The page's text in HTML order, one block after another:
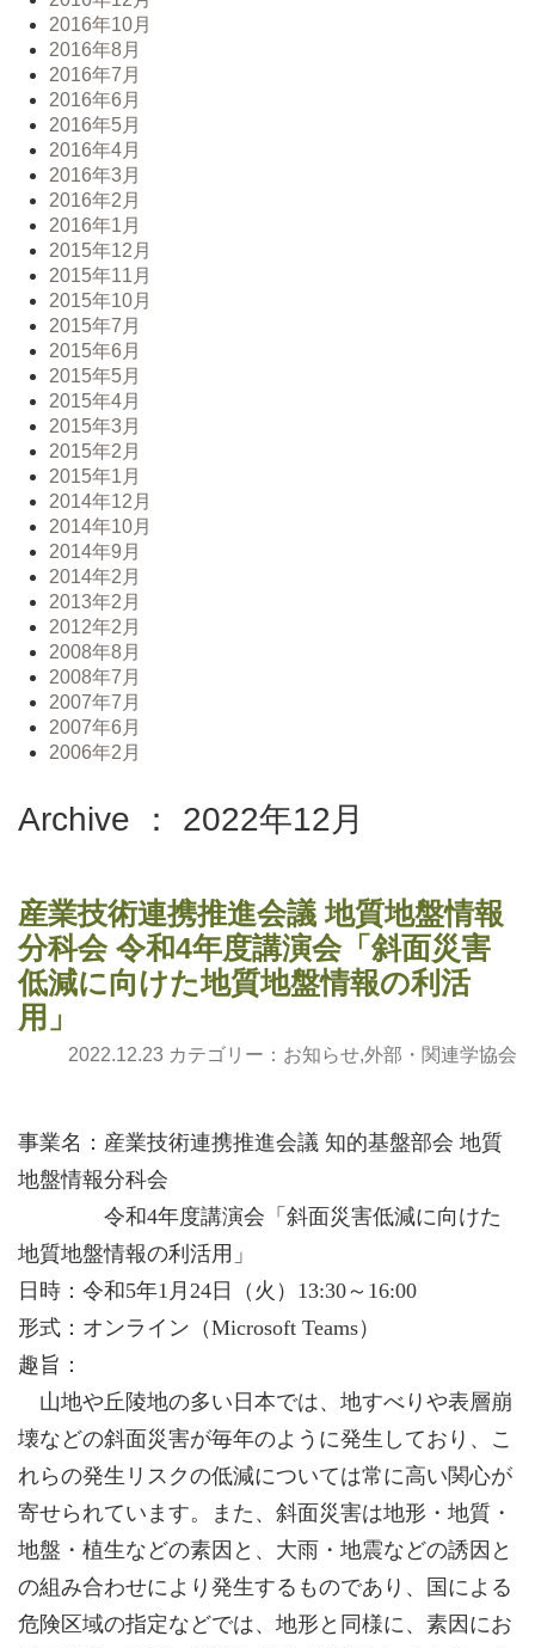
2016年10月
2016年8月
2016年7月
2016年6月
2016年5月
2016年4月
2016年3月
2016年2月
2016年1月
2015年12月
2015年11月
2015年10月
2015年7月
2015年6月
2015年5月
2015年4月
2015年3月
2015年2月
2015年1月
2014年12月
2014年10月
2014年9月
2014年2月
2013年2月
2012年2月
2008年8月
2008年7月
2007年7月
2007年6月
2006年2月
Archive ： 2022年12月
産業技術連携推進会議 地質地盤情報
分科会 令和4年度講演会「斜面災害
低減に向けた地質地盤情報の利活
用」
2022.12.23 カテゴリー： お知らせ,外部・関連学協会
事業名：産業技術連携推進会議 知的基盤部会 地質
地盤情報分科会
令和4年度講演会「斜面災害低減に向けた
地質地盤情報の利活用」
日時：令和5年1月24日（火）13:30～16:00
形式：オンライン（Microsoft Teams）
趣旨：
山地や丘陵地の多い日本では、地すべりや表層崩
壊などの斜面災害が毎年のように発生しており、こ
れらの発生リスクの低減については常に高い関心が
寄せられています。また、斜面災害は地形・地質・
地盤・植生などの素因と、大雨・地震などの誘因と
の組み合わせにより発生するものであり、国による
危険区域の指定などでは、地形と同様に、素因にお